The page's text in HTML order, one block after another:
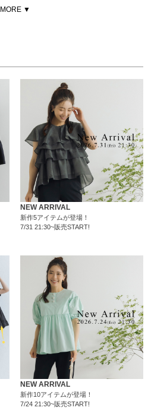
MORE ▼
NEW ARRIVAL
新作5アイテムが登場！
7/31 21:30~販売START!
NEW ARRIVAL
新作10アイテムが登場！
7/24 21:30~販売START!